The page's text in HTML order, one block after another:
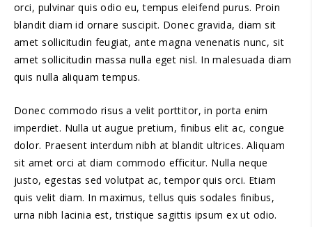
orci, pulvinar quis odio eu, tempus eleifend purus. Proin
blandit diam id ornare suscipit. Donec gravida, diam sit
amet sollicitudin feugiat, ante magna venenatis nunc, sit
amet sollicitudin massa nulla eget nisl. In malesuada diam
quis nulla aliquam tempus.
Donec commodo risus a velit porttitor, in porta enim
imperdiet. Nulla ut augue pretium, finibus elit ac, congue
dolor. Praesent interdum nibh at blandit ultrices. Aliquam
sit amet orci at diam commodo efficitur. Nulla neque
justo, egestas sed volutpat ac, tempor quis orci. Etiam
quis velit diam. In maximus, tellus quis sodales finibus,
urna nibh lacinia est, tristique sagittis ipsum ex ut odio.